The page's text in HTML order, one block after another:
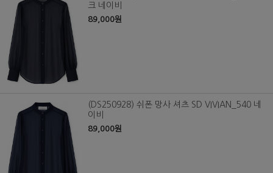
크 네이비
89,000원
(DS250928) 쉬폰 망사 셔츠 SD VIVIAN_540 네
이비
89,000원